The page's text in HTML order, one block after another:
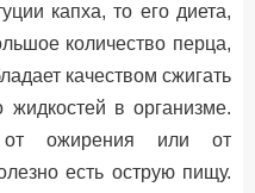
капха, то его диета,
количество перца,
качеством сжигать
жидкостей в организме.
от ожирения или от
есть острую пищу.